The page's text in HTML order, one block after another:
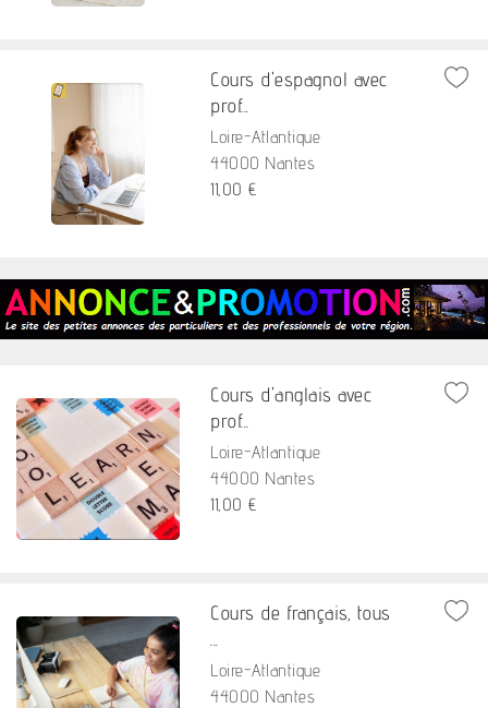
Cours d'espagnol avec
prof...
Loire-Atlantique
44000 Nantes
11,00 €
Cours d'anglais avec
prof...
Loire-Atlantique
44000 Nantes
11,00 €
Cours de français, tous
Loire-Atlantique
44000 Nantes